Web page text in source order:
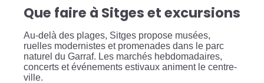
Que faire à Sitges et excursions
Au-delà des plages, Sitges propose musées,
ruelles modernistes et promenades dans le parc
naturel du Garraf. Les marchés hebdomadaires,
concerts et événements estivaux animent le centre-
ville.